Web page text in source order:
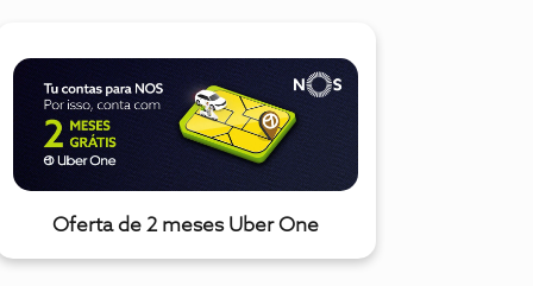
Oferta de 2 meses Uber One